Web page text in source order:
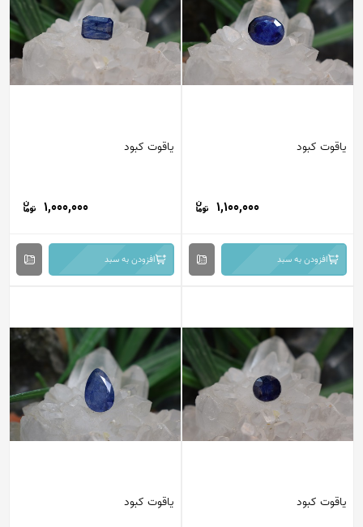
یاقوت کبود
1,100,000
افزودن به سبد
یاقوت کبود
1,000,000
افزودن به سبد
یاقوت کبود یاقوت کبود